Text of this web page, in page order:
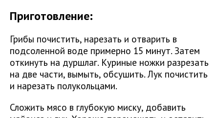
Приготовление:
Грибы почистить, нарезать и отварить в
подсоленной воде примерно 15 минут. Затем
откинуть на дуршлаг. Куриные ножки разрезать
на две части, вымыть, обсушить. Лук почистить
и нарезать полукольцами.
Сложить мясо в глубокую миску, добавить